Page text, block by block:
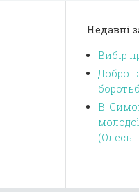
Недавні
Вибір
Добро і
В.
молодої
(Олесь